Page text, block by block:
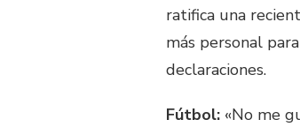
ratifica una
más personal
declaraciones.
Fútbol: «No me